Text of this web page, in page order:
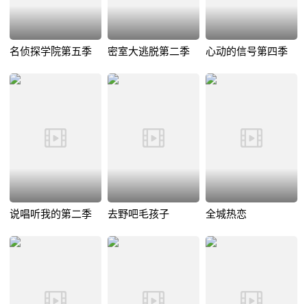
名侦探学院第五季 密室大逃脱第二季 心动的信号第四季
说唱听我的第二季 去野吧毛孩子 全城热恋